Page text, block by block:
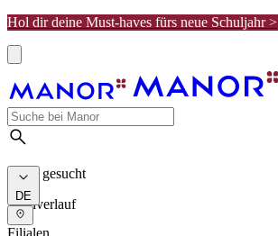
Hol dir deine Must-haves fürs neue Schuljahr >
Meist gesucht
Suchverlauf
DE